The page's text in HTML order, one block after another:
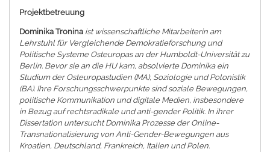
Projektbetreuung
Dominika Tronina ist wissenschaftliche Mitarbeiterin am
Lehrstuhl für Vergleichende Demokratieforschung und
Politische Systeme Osteuropas an der Humboldt-Universität zu
Berlin. Bevor sie an die HU kam, absolvierte Dominika ein
Studium der Osteuropastudien (MA), Soziologie und Polonistik
(BA). Ihre Forschungsschwerpunkte sind soziale Bewegungen,
politische Kommunikation und digitale Medien, insbesondere
in Bezug auf rechtsradikale und anti-gender Politik. In ihrer
Dissertation untersucht Dominika Prozesse der Online-
Transnationalisierung von Anti-Gender-Bewegungen aus
Kroatien, Deutschland, Frankreich, Italien und Polen.